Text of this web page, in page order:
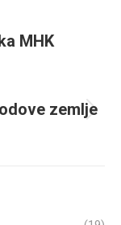
MHK
zemlje